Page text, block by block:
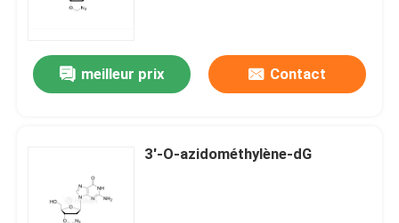
meilleur prix Contact
3'-O-azidométhylène-dG